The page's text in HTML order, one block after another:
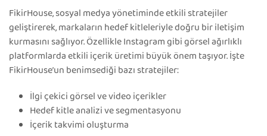
FikirHouse, sosyal medya yönetiminde etkili stratejiler
geliştirerek, markaların hedef kitleleriyle doğru bir iletişim
kurmasını sağlıyor. Özellikle Instagram gibi görsel ağırlıklı
platformlarda etkili içerik üretimi büyük önem taşıyor. İşte
FikirHouse’un benimsediği bazı stratejiler:
İlgi çekici görsel ve video içerikler
Hedef kitle analizi ve segmentasyonu
İçerik takvimi oluşturma